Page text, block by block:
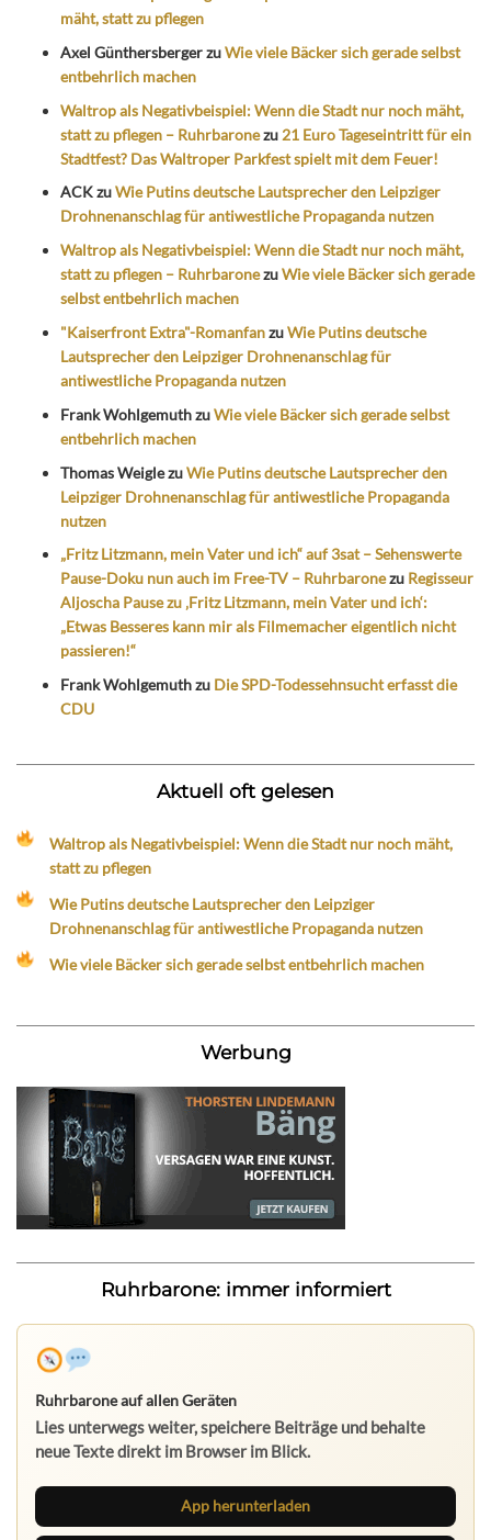
mäht, statt zu pflegen
Axel GünthersbergerzuWie viele Bäcker sich gerade selbst
entbehrlich machen
Waltrop als Negativbeispiel: Wenn die Stadt nur noch mäht,
statt zu pflegen – Ruhrbaronezu 21 Euro Tageseintritt für ein
Stadtfest? Das Waltroper Parkfest spielt mit dem Feuer!
ACKzuWie Putins deutsche Lautsprecher den Leipziger
Drohnenanschlag für antiwestliche Propaganda nutzen
Waltrop als Negativbeispiel: Wenn die Stadt nur noch mäht,
statt zu pflegen – RuhrbaronezuWie viele Bäcker sich gerade
selbst entbehrlich machen
"Kaiserfront Extra"-RomanfanzuWie Putins deutsche
Lautsprecher den Leipziger Drohnenanschlag für
antiwestliche Propaganda nutzen
Frank WohlgemuthzuWie viele Bäcker sich gerade selbst
entbehrlich machen
Thomas WeiglezuWie Putins deutsche Lautsprecher den
Leipziger Drohnenanschlag für antiwestliche Propaganda
nutzen
„Fritz Litzmann, mein Vater und ich“ auf 3sat – Sehenswerte
Pause-Doku nun auch im Free-TV – Ruhrbaronezu Regisseur
Aljoscha Pause zu ‚Fritz Litzmann, mein Vater und ich‘:
„Etwas Besseres kann mir als Filmemacher eigentlich nicht
passieren!“
Frank Wohlgemuthzu Die SPD-Todessehnsucht erfasst die
CDU
Aktuell oft gelesen
Waltrop als Negativbeispiel: Wenn die Stadt nur noch mäht,
statt zu pflegen
Wie Putins deutsche Lautsprecher den Leipziger
Drohnenanschlag für antiwestliche Propaganda nutzen
Wie viele Bäcker sich gerade selbst entbehrlich machen
Werbung
Ruhrbarone: immer informiert
Ruhrbarone auf allen Geräten
Lies unterwegs weiter, speichere Beiträge und behalte
neue Texte direkt im Browser im Blick.
App herunterladen